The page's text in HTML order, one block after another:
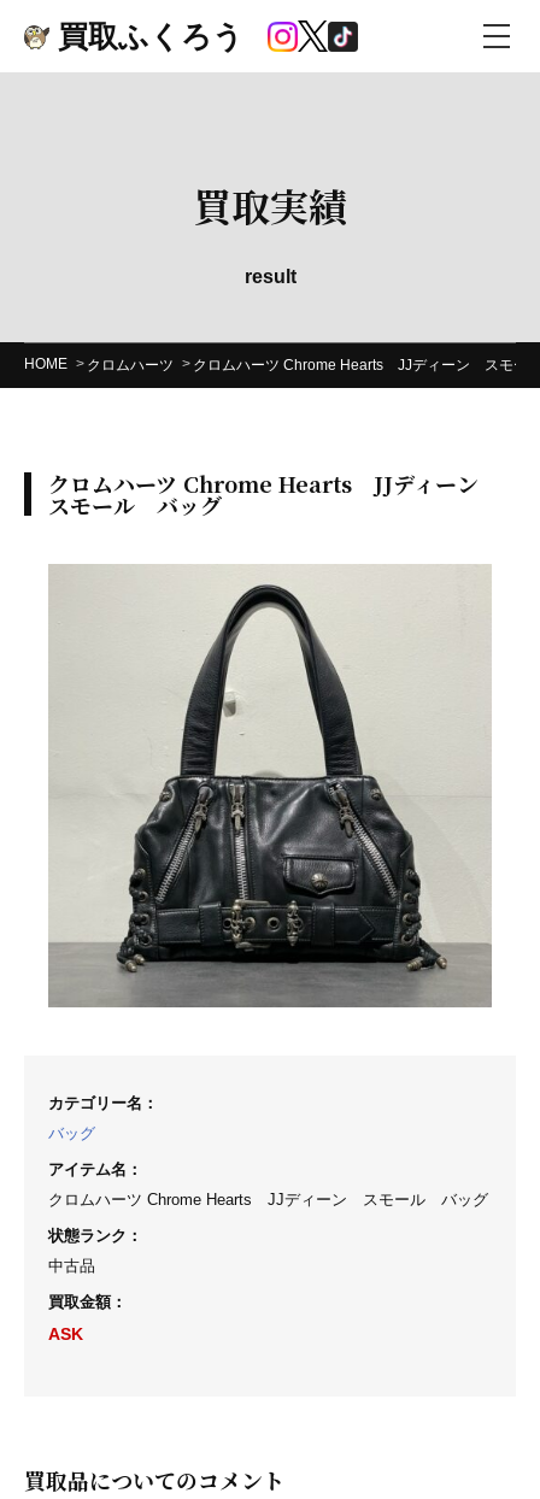
買取ふくろう
買取実績
result
HOME クロムハーツ クロムハーツ Chrome Hearts JJディーン スモー
クロムハーツ Chrome Hearts JJディーン
スモール バッグ
カテゴリー名 ：
バッグ
アイテム名 ：
クロムハーツ Chrome Hearts JJディーン スモール バッグ
状態ランク ：
中古品
買取金額：
ASK
買取品についてのコメント